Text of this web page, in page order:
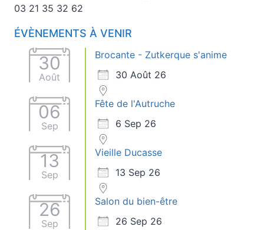
03 21 35 32 62
ÉVÈNEMENTS À VENIR
30
Août
Brocante - Zutkerque s'anime
30 Août 26
06
Sep
Fête de l'Autruche
6 Sep 26
13
Sep
Vieille Ducasse
13 Sep 26
26
Sep
Salon du bien-être
26 Sep 26